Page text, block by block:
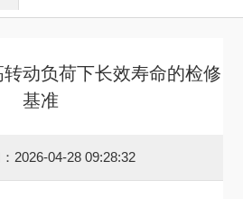
动负荷下长效寿命的检修
基准
2026-04-28 09:28:32